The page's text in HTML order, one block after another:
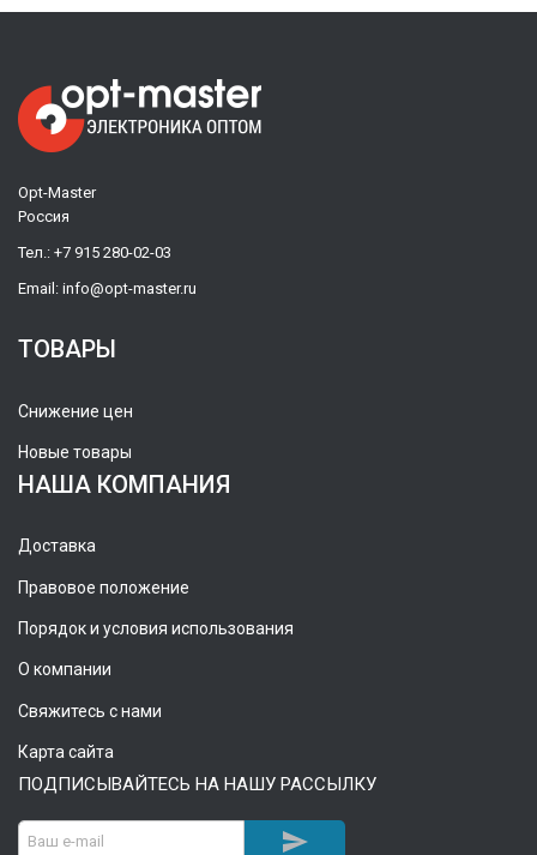
Opt-Master
Россия
Тел.: +7 915 280-02-03
Email: info@opt-master.ru
ТОВАРЫ
Снижение цен
Новые товары
НАША КОМПАНИЯ
Доставка
Правовое положение
Порядок и условия использования
О компании
Свяжитесь с нами
Карта сайта
ПОДПИСЫВАЙТЕСЬ НА НАШУ РАССЫЛКУ
